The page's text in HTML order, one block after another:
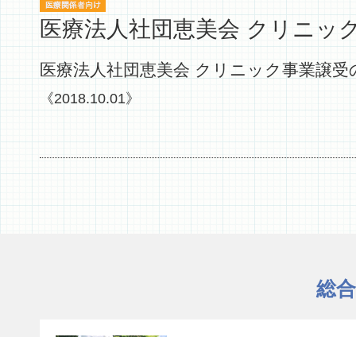
医療法人社団恵美会 クリニッ
医療法人社団恵美会 クリニック事業譲受
《2018.10.01》
総